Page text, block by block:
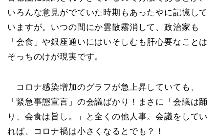
いろんな意見がでていた時期もあったやに記憶して
いますが。いつの間にか雲散霧消して、政治家も
「会食」や銀座通いにはいそしむも肝心要なことは
そっちのけが現実です。
コロナ感染増加のグラフが急上昇していても、
「緊急事態宣言」の会議ばかり！まさに「会議は踊
り、会食は旨し。」と全くの他人事。会議をしてい
れば、コロナ禍は小さくなるとでも？！